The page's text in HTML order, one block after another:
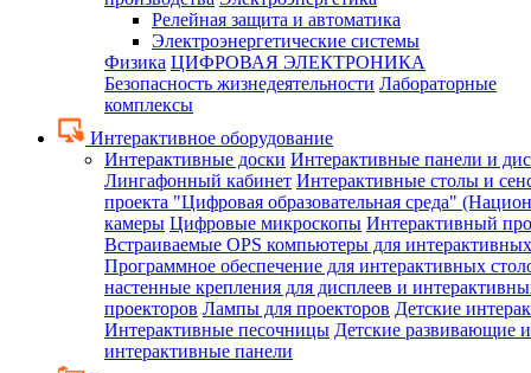
Релейная защита и автоматика
Электроэнергетические системы
Физика ЦИФРОВАЯ ЭЛЕКТРОНИКА
Безопасность жизнедеятельности Лабораторные
комплексы
Интерактивное оборудование
Интерактивные доски Интерактивные панели и
Лингафонный кабинет Интерактивные столы и
проекта "Цифровая образовательная среда"
камеры Цифровые микроскопы Интерактивный
Встраиваемые OPS компьютеры для
Программное обеспечение для интерактивных
настенные крепления для дисплеев и
проекторов Лампы для проекторов Детские
Интерактивные песочницы Детские развивающие
интерактивные панели